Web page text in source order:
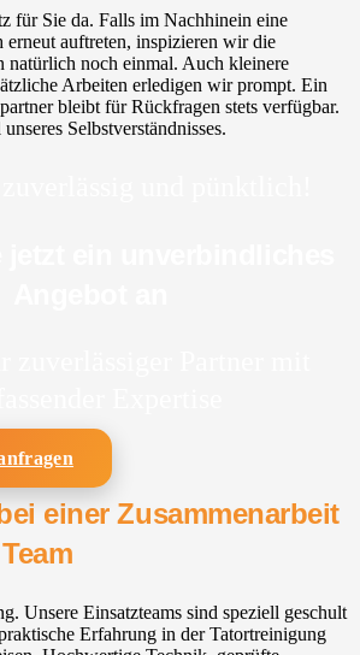
für Sie da. Falls im Nachhinein eine
erneut auftreten, inspizieren wir die
natürlich noch einmal. Auch kleinere
Arbeiten erledigen wir prompt. Ein
bleibt für Rückfragen stets verfügbar.
Selbstverständnisses.
einer Zusammenarbeit
Unsere Einsatzteams sind speziell geschult
Erfahrung in der Tatortreinigung